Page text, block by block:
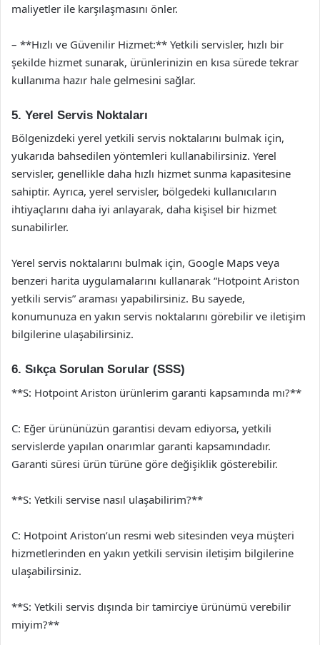
maliyetler ile karşılaşmasını önler.
– **Hızlı ve Güvenilir Hizmet:** Yetkili servisler, hızlı bir
şekilde hizmet sunarak, ürünlerinizin en kısa sürede tekrar
kullanıma hazır hale gelmesini sağlar.
5. Yerel Servis Noktaları
Bölgenizdeki yerel yetkili servis noktalarını bulmak için,
yukarıda bahsedilen yöntemleri kullanabilirsiniz. Yerel
servisler, genellikle daha hızlı hizmet sunma kapasitesine
sahiptir. Ayrıca, yerel servisler, bölgedeki kullanıcıların
ihtiyaçlarını daha iyi anlayarak, daha kişisel bir hizmet
sunabilirler.
Yerel servis noktalarını bulmak için, Google Maps veya
benzeri harita uygulamalarını kullanarak “Hotpoint Ariston
yetkili servis” araması yapabilirsiniz. Bu sayede,
konumunuza en yakın servis noktalarını görebilir ve iletişim
bilgilerine ulaşabilirsiniz.
6. Sıkça Sorulan Sorular (SSS)
**S: Hotpoint Ariston ürünlerim garanti kapsamında mı?**
C: Eğer ürününüzün garantisi devam ediyorsa, yetkili
servislerde yapılan onarımlar garanti kapsamındadır.
Garanti süresi ürün türüne göre değişiklik gösterebilir.
**S: Yetkili servise nasıl ulaşabilirim?**
C: Hotpoint Ariston’un resmi web sitesinden veya müşteri
hizmetlerinden en yakın yetkili servisin iletişim bilgilerine
ulaşabilirsiniz.
**S: Yetkili servis dışında bir tamirciye ürünümü verebilir
miyim?**